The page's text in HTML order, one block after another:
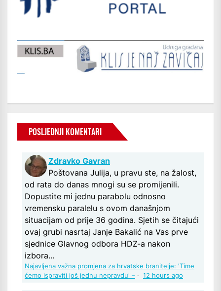
POSLJEDNJI KOMENTARI
Zdravko Gavran
Poštovana Julija, u pravu ste, na žalost,
od rata do danas mnogi su se promijenili.
Dopustite mi jednu parabolu odnosno
vremensku paralelu s ovom današnjom
situacijam od prije 36 godina. Sjetih se čitajući
ovaj grubi nasrtaj Janje Bakalić na Vas prve
sjednice Glavnog odbora HDZ-a nakon
izbora...
Najavljena važna promjena za hrvatske branitelje: 'Time
ćemo ispraviti još jednu nepravdu' – · 12 hours ago